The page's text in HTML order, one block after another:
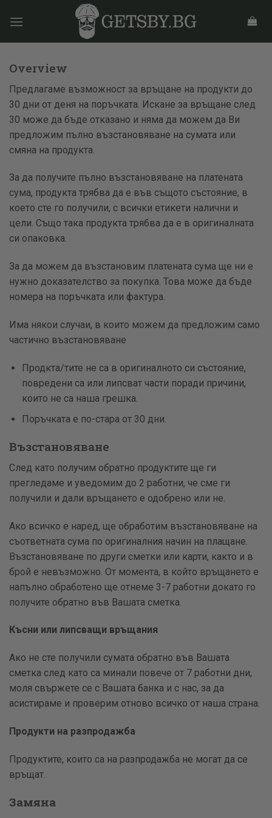
Overview
Предлагаме възможност за връщане на продукти до
30 дни от деня на поръчката. Искане за връщане след
30 може да бъде отказано и няма да можем да Ви
предложим пълно възстановяване на сумата или
смяна на продукта.
За да получите пълно възстановяване на платената
сума, продукта трябва да е във същото състояние, в
което сте го получили, с всички етикети налични и
цели. Също така продукта трябва да е в оригиналната
си опаковка.
За да можем да възстановим платената сума ще ни е
нужно доказателство за покупка. Това може да бъде
номера на поръчката или фактура.
Има някои случаи, в които можем да предложим само
частично възстановяване
Продкта/тите не са в оригиналното си състояние,
повредени са или липсват части поради причини,
които не са наша грешка.
Поръчката е по-стара от 30 дни.
Възстановяване
След като получим обратно продуктите ще ги
прегледаме и уведомим до 2 работни, че сме ги
получили и дали връщането е одобрено или не.
Ако всичко е наред, ще обработим възстановяване на
съответната сума по оригиналния начин на плащане.
Възстановяване по други сметки или карти, както и в
брой е невъзможно. От момента, в който връщането е
напълно обработено ще отнеме 3-7 работни докато го
получите обратно във Вашата сметка.
Късни или липсващи връщания
Ако не сте получили сумата обратно във Вашата
сметка след като са минали повече от 7 работни дни,
моля свържете се с Вашата банка и с нас, за да
асистираме и проверим отново всичко от наша страна.
Продукти на разпродажба
Продуктите, които са на разпродажба не могат да се
връщат.
Замяна